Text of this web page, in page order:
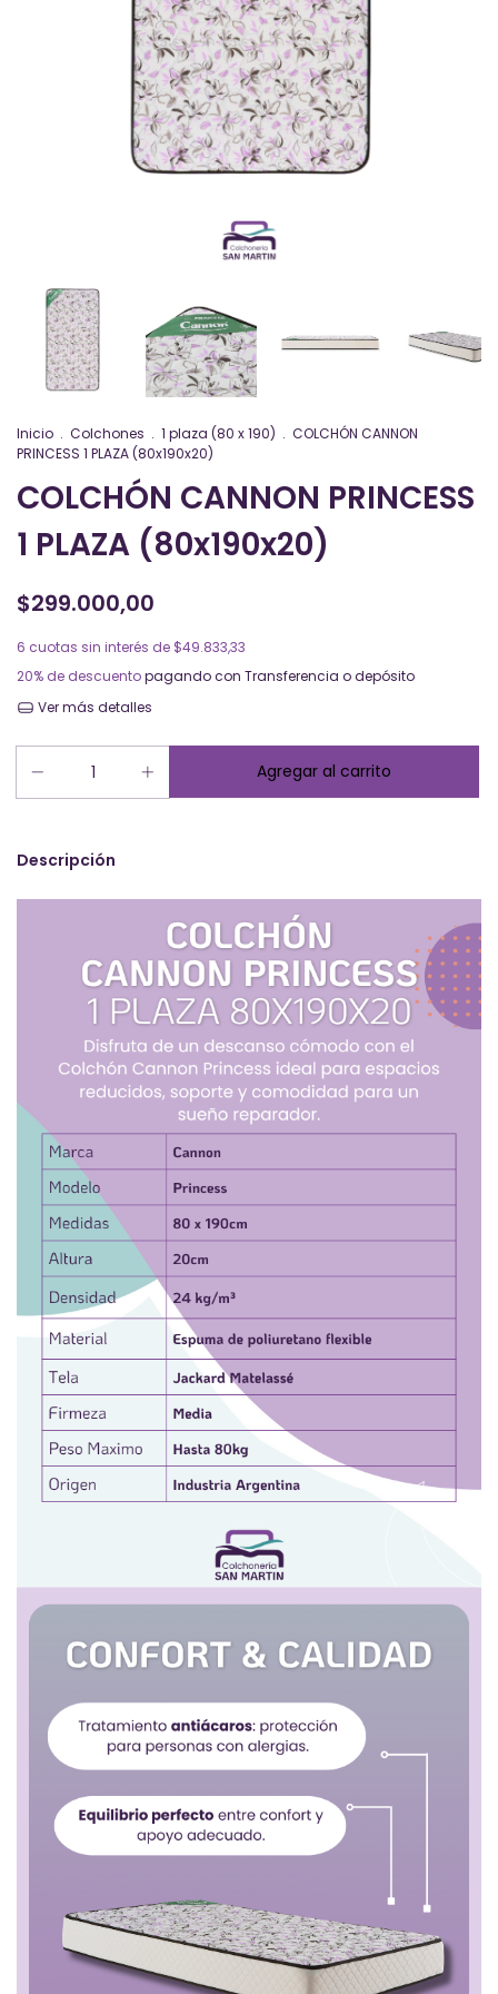
Inicio . Colchones . 1 plaza (80 x 190) . COLCHÓN CANNON
PRINCESS 1 PLAZA (80x190x20)
COLCHÓN CANNON PRINCESS
1 PLAZA (80x190x20)
$299.000,00
6 cuotas sin interés de $49.833,33
20% de descuentopagando con Transferencia o depósito
Ver más detalles
Descripción